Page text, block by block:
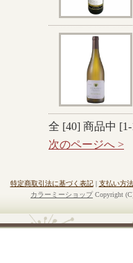
全 [40] 商品中 [1-
次のページへ >
特定商取引法に基づく表記| 支払い方
カラーミーショップCopyright